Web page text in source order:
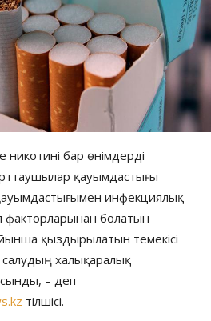
никотині бар өнімдерді
қауымдастығы
инфекциялық
факторларынан болатын
қыздырылатын темекісі
халықаралық
– деп
тілшісі.